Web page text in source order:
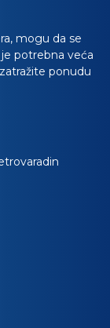
mogu da se
potrebna veća
ponudu